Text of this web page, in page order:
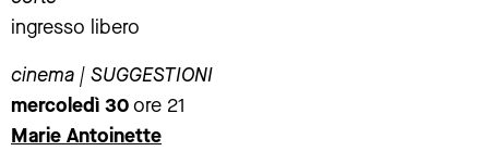
ingresso libero
cinema | SUGGESTIONI
mercoledì 30ore 21
Marie Antoinette